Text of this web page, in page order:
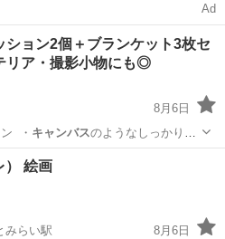
Ad
ション2個＋ブランケット3枚セ
リア・撮影小物にも◎
8月6日
・ キャンバスのようなしっかりし
ァブリック、カバー
） 絵画
みらい駅 8月6日